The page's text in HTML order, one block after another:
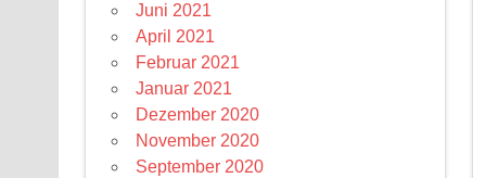
Juni 2021
April 2021
Februar 2021
Januar 2021
Dezember 2020
November 2020
September 2020